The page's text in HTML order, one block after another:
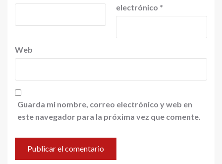
electrónico *
Web
Guarda mi nombre, correo electrónico y web en
este navegador para la próxima vez que comente.